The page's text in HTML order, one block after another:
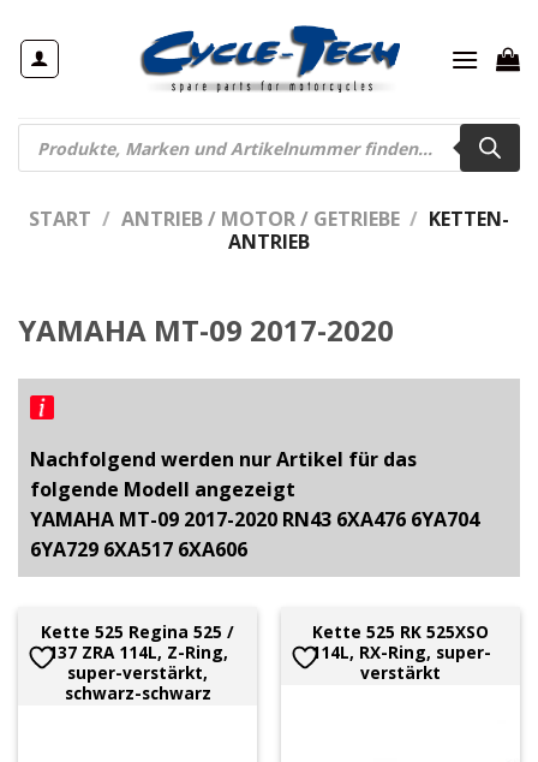
Inhalt
springen
Products
search
START / ANTRIEB / MOTOR / GETRIEBE / KETTEN-
ANTRIEB
YAMAHA MT-09 2017-2020
Nachfolgend werden nur Artikel für das
folgende Modell angezeigt
YAMAHA MT-09 2017-2020 RN43 6XA476 6YA704
6YA729 6XA517 6XA606
Kette 525 Regina 525 /
137 ZRA 114L, Z-Ring,
super-verstärkt,
schwarz-schwarz
Kette 525 RK 525XSO
114L, RX-Ring, super-
verstärkt